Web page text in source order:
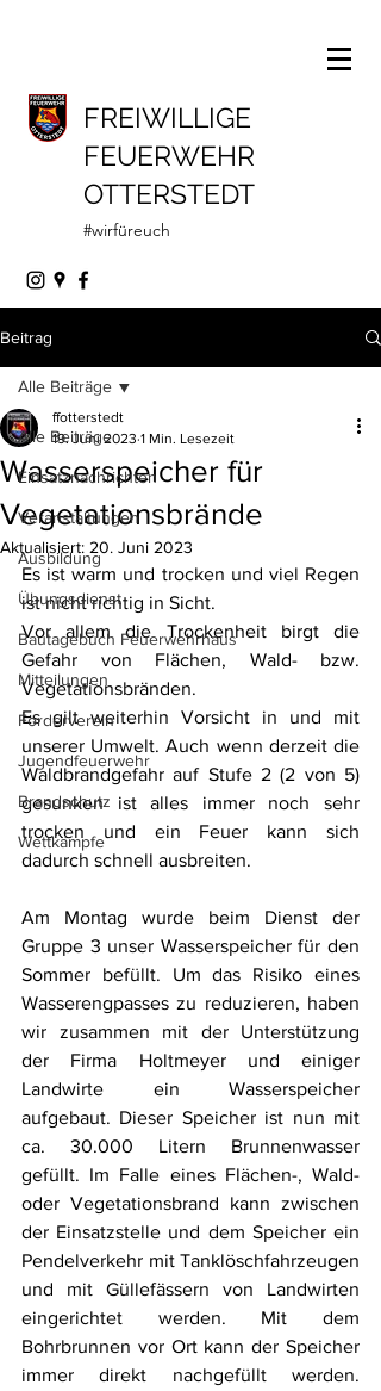
FREIWILLIGE
FEUERWEHR
OTTERSTEDT
#wirfüreuch
Beitrag
Alle Beiträge
Einsatznachrichten
Veranstaltungen
Ausbildung
Übungsdienst
Bautagebuch Feuerwehrhaus
Mitteilungen
Förderverein
Jugendfeuerwehr
Brandschutz
Wettkämpfe
Alle Beiträge
Wasserspeicher für
Vegetationsbrände
ffotterstedt
19. Juni 2023 1 Min. Lesezeit
Aktualisiert: 20. Juni 2023
Es ist warm und trocken und viel Regen
ist nicht richtig in Sicht.
Vor allem die Trockenheit birgt die
Gefahr von Flächen, Wald- bzw.
Vegetationsbränden.
Es gilt weiterhin Vorsicht in und mit
unserer Umwelt. Auch wenn derzeit die
Waldbrandgefahr auf Stufe 2 (2 von 5)
gesunken ist alles immer noch sehr
trocken und ein Feuer kann sich
dadurch schnell ausbreiten.
Am Montag wurde beim Dienst der
Gruppe 3 unser Wasserspeicher für den
Sommer befüllt. Um das Risiko eines
Wasserengpasses zu reduzieren, haben
wir zusammen mit der Unterstützung
der Firma Holtmeyer und einiger
Landwirte ein Wasserspeicher
aufgebaut. Dieser Speicher ist nun mit
ca. 30.000 Litern Brunnenwasser
gefüllt. Im Falle eines Flächen-, Wald-
oder Vegetationsbrand kann zwischen
der Einsatzstelle und dem Speicher ein
Pendelverkehr mit Tanklöschfahrzeugen
und mit Güllefässern von Landwirten
eingerichtet werden. Mit dem
Bohrbrunnen vor Ort kann der Speicher
immer direkt nachgefüllt werden.